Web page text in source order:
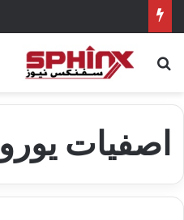
بحث عن
اصفيات يورو 2024